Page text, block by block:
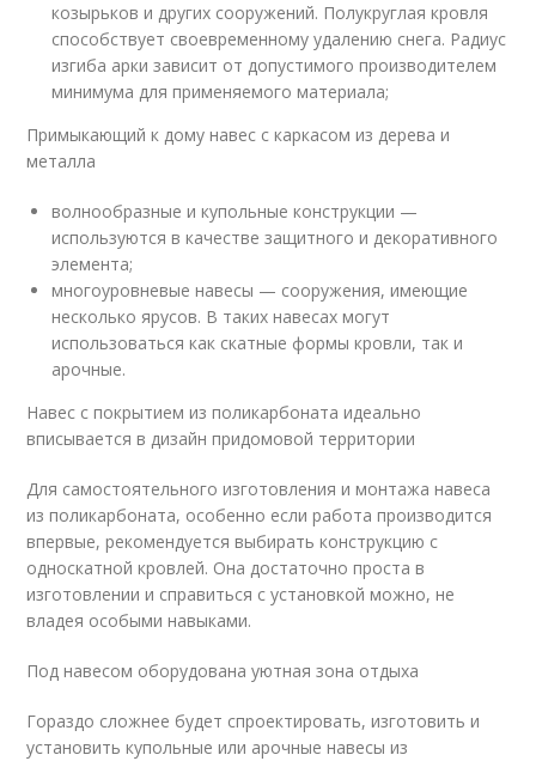
козырьков и других сооружений. Полукруглая кровля
способствует своевременному удалению снега. Радиус
изгиба арки зависит от допустимого производителем
минимума для применяемого материала;
Примыкающий к дому навес с каркасом из дерева и
металла
волнообразные и купольные конструкции —
используются в качестве защитного и декоративного
элемента;
многоуровневые навесы — сооружения, имеющие
несколько ярусов. В таких навесах могут
использоваться как скатные формы кровли, так и
арочные.
Навес с покрытием из поликарбоната идеально
вписывается в дизайн придомовой территории
Для самостоятельного изготовления и монтажа навеса
из поликарбоната, особенно если работа производится
впервые, рекомендуется выбирать конструкцию с
односкатной кровлей. Она достаточно проста в
изготовлении и справиться с установкой можно, не
владея особыми навыками.
Под навесом оборудована уютная зона отдыха
Гораздо сложнее будет спроектировать, изготовить и
установить купольные или арочные навесы из